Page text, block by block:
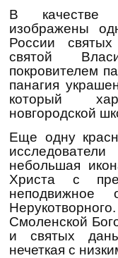
В качестве
изображены
России
святой
покровителем
панагия
который
новгородской
Еще одну
небольшая
Христа с
Смоленской
и святых
нечеткая с